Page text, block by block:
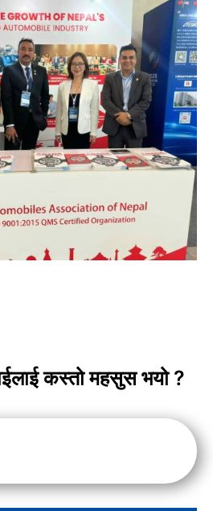
कस्तो महसुस भयो ?